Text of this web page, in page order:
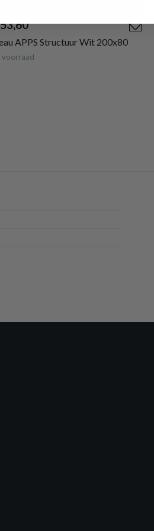
APPS Structuur Wit 200x80
voorraad